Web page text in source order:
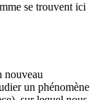
se trouvent ici
nouveau
un phénomène